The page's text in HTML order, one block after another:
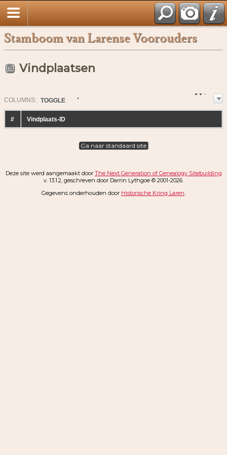
Stamboom van Larense Voorouders
Vindplaatsen
COL UMNS: TOGGLE
# Vindplaats-ID
Ga naar standaard site
Deze site werd aangemaakt door The Next Generation of Genealogy Sitebuilding
v. 13.1.2, geschreven door Darrin Lythgoe © 2001-2026.
Gegevens onderhouden door Historische Kring Laren.